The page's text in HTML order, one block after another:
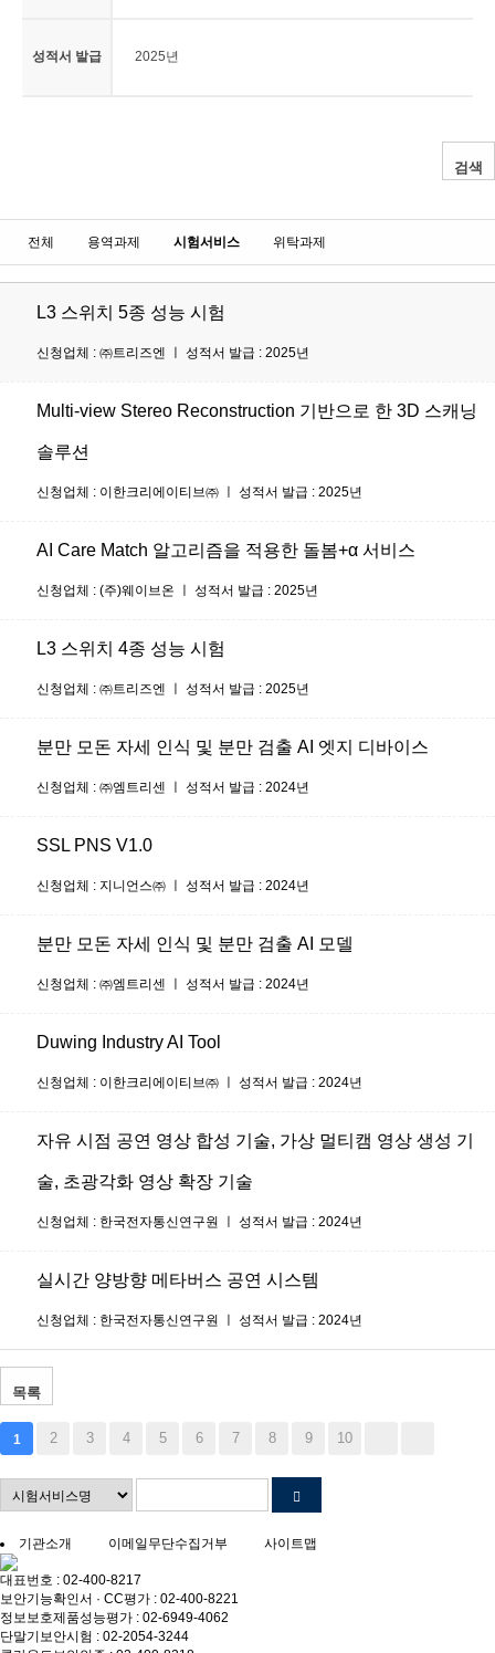
성적서 발급 2025년
검색
전체 용역과제 시험서비스 위탁과제
L3 스위치 5종 성능 시험
신청업체 : ㈜트리즈엔 ㅣ 성적서 발급 : 2025년
Multi-view Stereo Reconstruction 기반으로 한 3D 스캐닝
솔루션
신청업체 : 이한크리에이티브㈜ ㅣ 성적서 발급 : 2025년
AI Care Match 알고리즘을 적용한 돌봄+α 서비스
신청업체 : (주)웨이브온 ㅣ 성적서 발급 : 2025년
L3 스위치 4종 성능 시험
신청업체 : ㈜트리즈엔 ㅣ 성적서 발급 : 2025년
분만 모돈 자세 인식 및 분만 검출 AI 엣지 디바이스
신청업체 : ㈜엠트리센 ㅣ 성적서 발급 : 2024년
SSL PNS V1.0
신청업체 : 지니언스㈜ ㅣ 성적서 발급 : 2024년
분만 모돈 자세 인식 및 분만 검출 AI 모델
신청업체 : ㈜엠트리센 ㅣ 성적서 발급 : 2024년
Duwing Industry AI Tool
신청업체 : 이한크리에이티브㈜ ㅣ 성적서 발급 : 2024년
자유 시점 공연 영상 합성 기술, 가상 멀티캠 영상 생성 기
술, 초광각화 영상 확장 기술
신청업체 : 한국전자통신연구원 ㅣ 성적서 발급 : 2024년
실시간 양방향 메타버스 공연 시스템
신청업체 : 한국전자통신연구원 ㅣ 성적서 발급 : 2024년
목록
1 2 3 4 5 6 7 8 9 10
기관소개 이메일무단수집거부 사이트맵
대표번호 : 02-400-8217
보안기능확인서 · CC평가 : 02-400-8221
정보보호제품성능평가 : 02-6949-4062
단말기보안시험 : 02-2054-3244